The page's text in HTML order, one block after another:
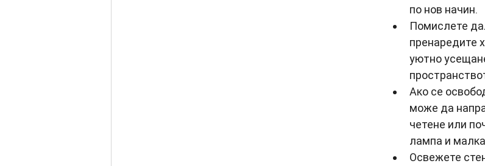
по нов начин.
Помислете
пренаредите
уютно
Ако се
може да
четене или
лампа и
Освежете